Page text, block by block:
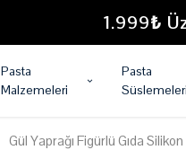
1.999₺
Pasta
Malzemeleri
Pasta
Süslemeleri
Gül Yaprağı Figürlü Gıda Silikon